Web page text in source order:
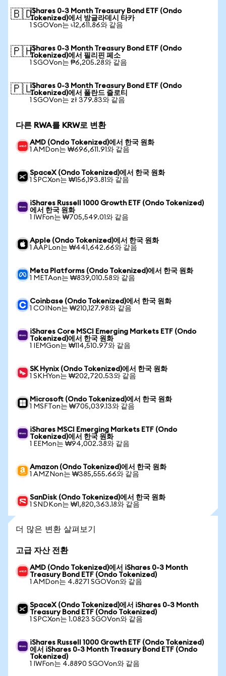
🇧🇩iShares 0-3 Month Treasury Bond ETF (Ondo
Tokenized)에서 방글라데시 타카
1 SGOVon는 ৳12,611.86와 같음
🇵🇭iShares 0-3 Month Treasury Bond ETF (Ondo
Tokenized)에서 필리핀 페소
1 SGOVon는 ₱6,205.28와 같음
🇵🇱iShares 0-3 Month Treasury Bond ETF (Ondo
Tokenized)에서 폴란드 즐로티
1 SGOVon는 zł 379.83와 같음
다른 RWA를 KRW로 변환
AMD (Ondo Tokenized)에서 한국 원화
1 AMDon는 ₩696,611.91와 같음
SpaceX (Ondo Tokenized)에서 한국 원화
1 SPCXon는 ₩156,193.81와 같음
iShares Russell 1000 Growth ETF (Ondo Tokenized)
에서 한국 원화
1 IWFon는 ₩705,549.01와 같음
Apple (Ondo Tokenized)에서 한국 원화
1 AAPLon는 ₩441,642.66와 같음
Meta Platforms (Ondo Tokenized)에서 한국 원화
1 METAon는 ₩839,010.58와 같음
Coinbase (Ondo Tokenized)에서 한국 원화
1 COINon는 ₩210,127.98와 같음
iShares Core MSCI Emerging Markets ETF (Ondo
Tokenized)에서 한국 원화
1 IEMGon는 ₩114,510.97와 같음
SK Hynix (Ondo Tokenized)에서 한국 원화
1 SKHYon는 ₩202,720.53와 같음
Microsoft (Ondo Tokenized)에서 한국 원화
1 MSFTon는 ₩705,039.13와 같음
iShares MSCI Emerging Markets ETF (Ondo
Tokenized)에서 한국 원화
1 EEMon는 ₩94,002.38와 같음
Amazon (Ondo Tokenized)에서 한국 원화
1 AMZNon는 ₩385,555.66와 같음
SanDisk (Ondo Tokenized)에서 한국 원화
1 SNDKon는 ₩1,820,363.18와 같음
더 많은 변환 살펴보기
고급 자산 전환
AMD (Ondo Tokenized)에서 iShares 0-3 Month
Treasury Bond ETF (Ondo Tokenized)
1 AMDon는 4.8271 SGOVon와 같음
SpaceX (Ondo Tokenized)에서 iShares 0-3 Month
Treasury Bond ETF (Ondo Tokenized)
1 SPCXon는 1.0823 SGOVon와 같음
iShares Russell 1000 Growth ETF (Ondo Tokenized)
에서 iShares 0-3 Month Treasury Bond ETF (Ondo
Tokenized)
1 IWFon는 4.8890 SGOVon와 같음